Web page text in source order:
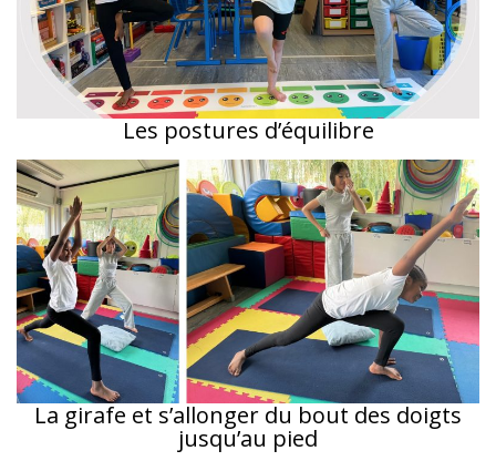
Les postures d’équilibre
La girafe et s’allonger du bout des doigts
jusqu’au pied